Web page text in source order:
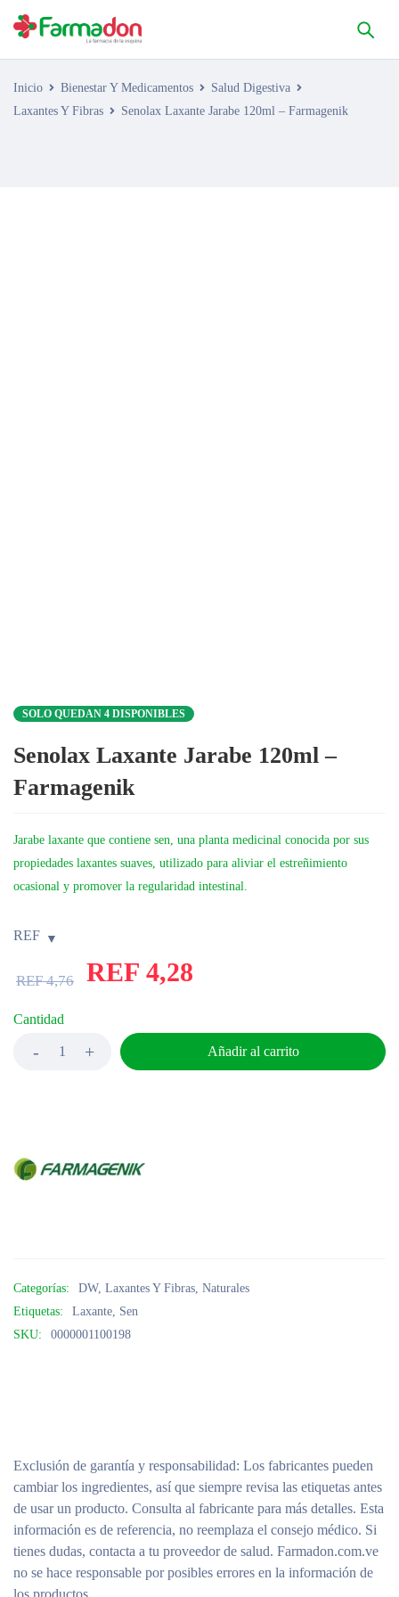
Inicio Bienestar Y Medicamentos
Salud Digestiva
Laxantes Y Fibras
Senolax Laxante Jarabe 120ml – Farmagenik
SOLO QUEDAN 4 DISPONIBLES
Senolax Laxante Jarabe 120ml –
Farmagenik
Jarabe laxante que contiene sen, una planta medicinal conocida por sus
propiedades laxantes suaves, utilizado para aliviar el estreñimiento
ocasional y promover la regularidad intestinal.
REF
REF4,76 REF 4,28
Cantidad
Añadir al carrito
Categorías: DW, Laxantes Y Fibras Naturales
Etiquetas:
Laxante Sen
SKU:
0000001100198
Exclusión de garantía y responsabilidad: Los fabricantes pueden
cambiar los ingredientes, así que siempre revisa las etiquetas antes
de usar un producto. Consulta al fabricante para más detalles. Esta
información es de referencia, no reemplaza el consejo médico. Si
tienes dudas, contacta a tu proveedor de salud. Farmadon.com.ve
no se hace responsable por posibles errores en la información de
los productos.